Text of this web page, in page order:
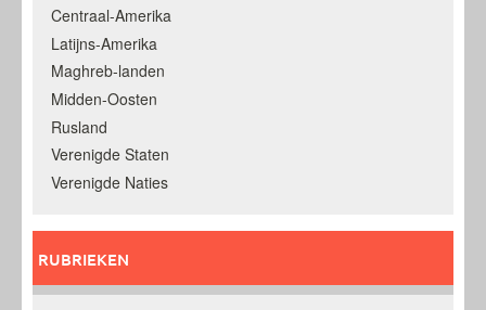
Centraal-Amerika
Latijns-Amerika
Maghreb-landen
Midden-Oosten
Rusland
Verenigde Staten
Verenigde Naties
RUBRIEKEN